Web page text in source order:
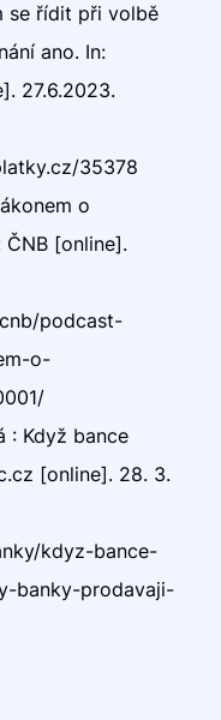
se řídit při volbě
ano. In:
27.6.2023.
35378
o
ČNB [online].
podcast-
o-
: Když bance
[online]. 28. 3.
kdyz-bance-
banky-prodavaji-